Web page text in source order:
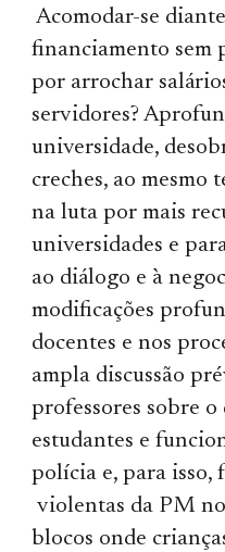
Acomodar-se
financiamento sem
por arrochar
servidores?
universidade,
creches, ao mesmo
na luta por mais
universidades e
ao diálogo e à
modificações
docentes e nos
ampla discussão
profes­sores sobre o
estudantes e
polícia e, para isso,
violentas da PM
blocos onde